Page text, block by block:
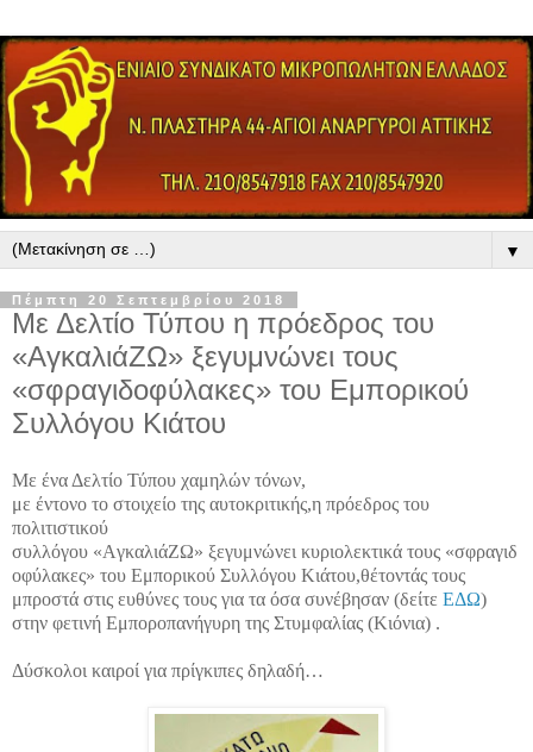
▼
Πέμπτη 20 Σεπτεμβρίου 2018
Με Δελτίο Τύπου η πρόεδρος του
«AγκαλιάΖΩ» ξεγυμνώνει τους
«σφραγιδοφύλακες» του Εμπορικού
Συλλόγου Κιάτου
Με ένα Δελτίο Τύπου χαμηλών τόνων,
με έντονο το στοιχείο της αυτοκριτικής,η πρόεδρος του
πολιτιστικού
συλλόγου «AγκαλιάΖΩ» ξεγυμνώνει κυριολεκτικά τους «σφραγιδ
οφύλακες» του Εμπορικού Συλλόγου Κιάτου,θέτοντάς τους
μπροστά στις ευθύνες τους για τα όσα συνέβησαν (δείτε ΕΔΩ)
στην φετινή Εμποροπανήγυρη της Στυμφαλίας (Κιόνια) .
Δύσκολοι καιροί για πρίγκιπες δηλαδή…